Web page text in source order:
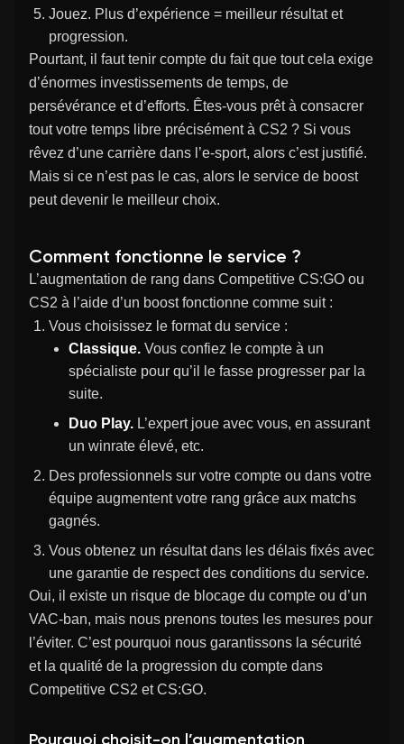
Jouez. Plus d’expérience = meilleur résultat et
progression.
Pourtant, il faut tenir compte du fait que tout cela exige
d’énormes investissements de temps, de
persévérance et d’efforts. Êtes-vous prêt à consacrer
tout votre temps libre précisément à CS2 ? Si vous
rêvez d’une carrière dans l’e-sport, alors c’est justifié.
Mais si ce n’est pas le cas, alors le service de boost
peut devenir le meilleur choix.
Comment fonctionne le service ?
L’augmentation de rang dans Competitive CS:GO ou
CS2 à l’aide d’un boost fonctionne comme suit :
Vous choisissez le format du service :
Classique. Vous confiez le compte à un
spécialiste pour qu’il le fasse progresser par la
suite.
Duo Play. L’expert joue avec vous, en assurant
un winrate élevé, etc.
Des professionnels sur votre compte ou dans votre
équipe augmentent votre rang grâce aux matchs
gagnés.
Vous obtenez un résultat dans les délais fixés avec
une garantie de respect des conditions du service.
Oui, il existe un risque de blocage du compte ou d’un
VAC-ban, mais nous prenons toutes les mesures pour
l’éviter. C’est pourquoi nous garantissons la sécurité
et la qualité de la progression du compte dans
Competitive CS2 et CS:GO.
Pourquoi choisit-on l’augmentation